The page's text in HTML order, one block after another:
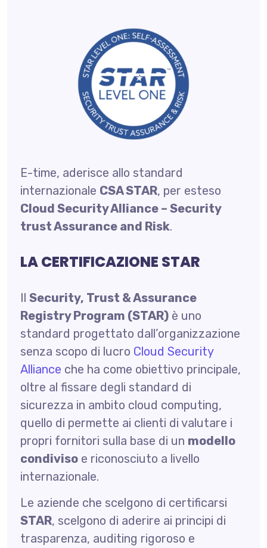
E-time, aderisce allo standard
internazionale CSA STAR, per esteso
Cloud Security Alliance – Security
trust Assurance and Risk.
LA CERTIFICAZIONE STAR
Il Security, Trust & Assurance
Registry Program (STAR)è uno
standard progettato dall’organizzazione
senza scopo di lucro Cloud Security
Alliance che ha come obiettivo principale,
oltre al fissare degli standard di
sicurezza in ambito cloud computing,
quello di permette ai clienti di valutare i
propri fornitori sulla base di un modello
condivisoe riconosciuto a livello
internazionale.
Le aziende che scelgono di certificarsi
STAR, scelgono di aderire ai principi di
trasparenza, auditing rigoroso e